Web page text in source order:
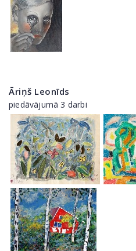
Āriņš Leonīds
piedāvājumā 3 darbi